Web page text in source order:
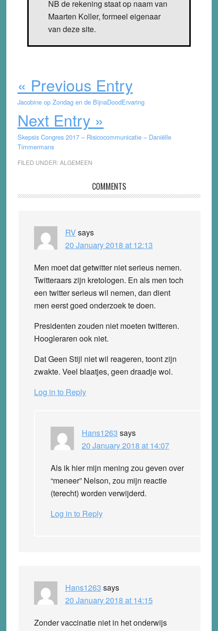
NB de rekening staat op naam van
Maarten Koller, formeel eigenaar
van deze site.
« Previous Entry
Jacobine op Zondag en de BijnaDoodErvaring
Next Entry »
Skepsis Congres 2017 – Risicocommunicatie – Daniëlle
Timmermans
FILED UNDER:ALGEMEEN
Interactions
COMMENTS
RV says
20 January 2018 at 12:13
Men moet dat getwitter niet serieus nemen.
Twitteraars zijn kretologen. En als men toch
een twitter serieus wil nemen, dan dient
men eerst goed onderzoek te doen.
Presidenten zouden niet moeten twitteren.
Hoogleraren ook niet.
Dat Geen Stijl niet wil reageren, toont zijn
zwakte. Veel blaatjes, geen draadje wol.
Log in to Reply
Hans1263 says
20 January 2018 at 14:07
Als ik hier mijn mening zou geven over
“meneer” Nelson, zou mijn reactie
(terecht) worden verwijderd.
Log in to Reply
Hans1263 says
20 January 2018 at 14:15
Zonder vaccinatie niet in het onderwijs